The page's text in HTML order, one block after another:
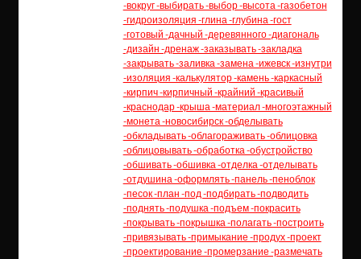
-вокруг -выбирать -выбор -высота -газобетон
-гидроизоляция -глина -глубина -гост
-готовый -дачный -деревянного -диагональ
-дизайн -дренаж -заказывать -закладка
-закрывать -заливка -замена -ижевск -изнутри
-изоляция -калькулятор -камень -каркасный
-кирпич -кирпичный -крайний -красивый
-краснодар -крыша -материал -многоэтажный
-монета -новосибирск -обделывать
-обкладывать -облагораживать -облицовка
-облицовывать -обработка -обустройство
-обшивать -обшивка -отделка -отделывать
-отдушина -оформлять -панель -пеноблок
-песок -план -под -подбирать -подводить
-поднять -подушка -подъем -покрасить
-покрывать -покрышка -полагать -построить
-привязывать -примыкание -продух -проект
-проектирование -промерзание -размечать